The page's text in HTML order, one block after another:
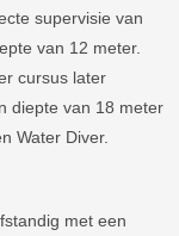
supervisie van
van 12 meter.
cursus later
diepte van 18 meter
Water Diver.
met een